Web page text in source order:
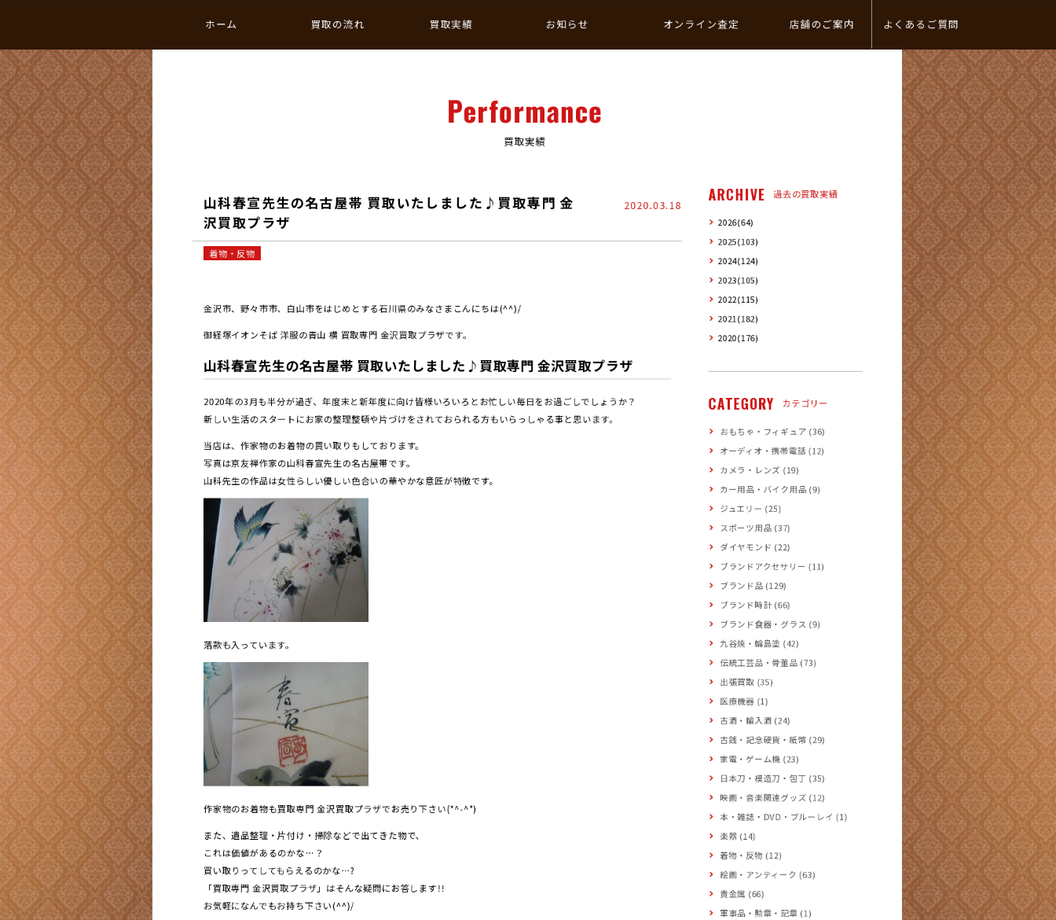
ホーム 買取の流れ 買取実績 お知らせ オンライン査定 店舗のご案内 よくあるご質問
Performance
買取実績
山科春宣先生の名古屋帯 買取いたしました♪買取専門 金
沢買取プラザ
2020.03.18
着物・反物
金沢市、野々市市、白山市をはじめとする石川県のみなさまこんにちは(^^)/
御経塚イオンそば 洋服の青山 横 買取専門 金沢買取プラザです。
山科春宣先生の名古屋帯 買取いたしました♪買取専門 金沢買取プラザ
2020年の3月も半分が過ぎ、年度末と新年度に向け皆様いろいろとお忙しい毎日をお過ごしでしょうか？
新しい生活のスタートにお家の整理整頓や片づけをされておられる方もいらっしゃる事と思います。
当店は、作家物のお着物の買い取りもしております。
写真は京友禅作家の山科春宣先生の名古屋帯です。
山科先生の作品は女性らしい優しい色合いの華やかな意匠が特徴です。
落款も入っています。
作家物のお着物も買取専門 金沢買取プラザでお売り下さい(*^-^*)
また、遺品整理・片付け・掃除などで出てきた物で、
これは価値があるのかな…？
買い取りってしてもらえるのかな…?
「買取専門 金沢買取プラザ」はそんな疑問にお答します!!
お気軽になんでもお持ち下さい(^^)/
ARCHIVE 過去の買取実績
2026(64)
2025(103)
2024(124)
2023(105)
2022(115)
2021(182)
2020(176)
CATEGORY カテゴリー
おもちゃ・フィギュア (36)
オーディオ・携帯電話 (12)
カメラ・レンズ (19)
カー用品・バイク用品 (9)
ジュエリー (25)
スポーツ用品 (37)
ダイヤモンド (22)
ブランドアクセサリー (11)
ブランド品 (129)
ブランド時計 (66)
ブランド食器・グラス (9)
九谷焼・輪島塗 (42)
伝統工芸品・骨董品 (73)
出張買取 (35)
医療機器 (1)
古酒・輸入酒 (24)
古銭・記念硬貨・紙幣 (29)
家電・ゲーム機 (23)
日本刀・模造刀・包丁 (35)
映画・音楽関連グッズ (12)
本・雑誌・DVD・ブルーレイ (1)
楽器 (14)
着物・反物 (12)
絵画・アンティーク (63)
貴金属 (66)
軍事品・勲章・記章 (1)